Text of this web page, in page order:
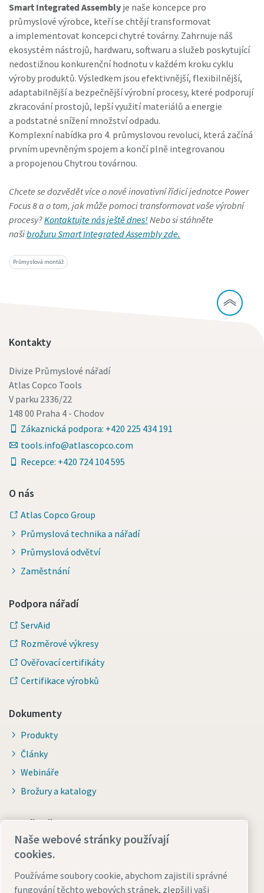
Smart Integrated Assembly je naše koncepce pro
průmyslové výrobce, kteří se chtějí transformovat
a implementovat koncepci chytré továrny. Zahrnuje náš
ekosystém nástrojů, hardwaru, softwaru a služeb poskytující
nedostižnou konkurenční hodnotu v každém kroku cyklu
výroby produktů. Výsledkem jsou efektivnější, flexibilnější,
adaptabilnější a bezpečnější výrobní procesy, které podporují
zkracování prostojů, lepší využití materiálů a energie
a podstatné snížení množství odpadu.
Komplexní nabídka pro 4. průmyslovou revoluci, která začíná
prvním upevněným spojem a končí plně integrovanou
a propojenou Chytrou továrnou.
Chcete se dozvědět více o nové inovativní řídicí jednotce Power
Focus 8 a o tom, jak může pomoci transformovat vaše výrobní
procesy?Kontaktujte nás ještě dnes! Nebo si stáhněte
našibrožuru Smart Integrated Assembly zde.
Průmyslová montáž
Kontakty
Divize Průmyslové nářadí
Atlas Copco Tools
V parku 2336/22
148 00 Praha 4 - Chodov
Zákaznická podpora: +420 225 434 191
tools.info@atlascopco.com
Recepce: +420 724 104 595
O nás
Atlas Copco Group
Průmyslová technika a nářadí
Průmyslová odvětví
Zaměstnání
Podpora nářadí
ServAid
Rozměrové výkresy
Ověřovací certifikáty
Certifikace výrobků
Dokumenty
Produkty
Články
Webináře
Brožury a katalogy
Pro distributory
Přejít na Smart Portal
Naše webové stránky používají
cookies.
Používáme soubory cookie, abychom zajistili správné
fungování těchto webových stránek, zlepšili vaši